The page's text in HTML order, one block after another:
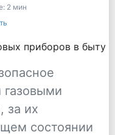
2 мин
за их
состоянии